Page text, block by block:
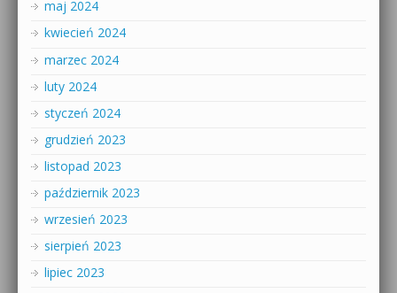
maj 2024
kwiecień 2024
marzec 2024
luty 2024
styczeń 2024
grudzień 2023
listopad 2023
październik 2023
wrzesień 2023
sierpień 2023
lipiec 2023